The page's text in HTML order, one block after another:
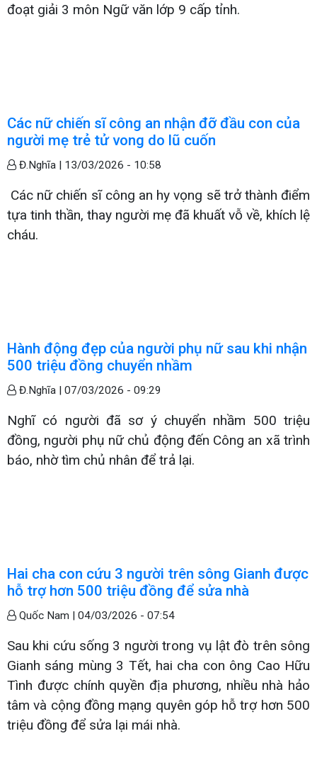
đoạt giải 3 môn Ngữ văn lớp 9 cấp tỉnh.
Các nữ chiến sĩ công an nhận đỡ đầu con của
người mẹ trẻ tử vong do lũ cuốn
Đ.Nghĩa | 13/03/2026 - 10:58
Các nữ chiến sĩ công an hy vọng sẽ trở thành điểm
tựa tinh thần, thay người mẹ đã khuất vỗ về, khích lệ
cháu.
Hành động đẹp của người phụ nữ sau khi nhận
500 triệu đồng chuyển nhầm
Đ.Nghĩa | 07/03/2026 - 09:29
Nghĩ có người đã sơ ý chuyển nhầm 500 triệu
đồng, người phụ nữ chủ động đến Công an xã trình
báo, nhờ tìm chủ nhân để trả lại.
Hai cha con cứu 3 người trên sông Gianh được
hỗ trợ hơn 500 triệu đồng để sửa nhà
Quốc Nam | 04/03/2026 - 07:54
Sau khi cứu sống 3 người trong vụ lật đò trên sông
Gianh sáng mùng 3 Tết, hai cha con ông Cao Hữu
Tình được chính quyền địa phương, nhiều nhà hảo
tâm và cộng đồng mạng quyên góp hỗ trợ hơn 500
triệu đồng để sửa lại mái nhà.